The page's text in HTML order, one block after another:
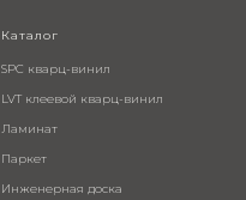
Каталог
SPC кварц-винил
LVT клеевой кварц-винил
Ламинат
Паркет
Инженерная доска